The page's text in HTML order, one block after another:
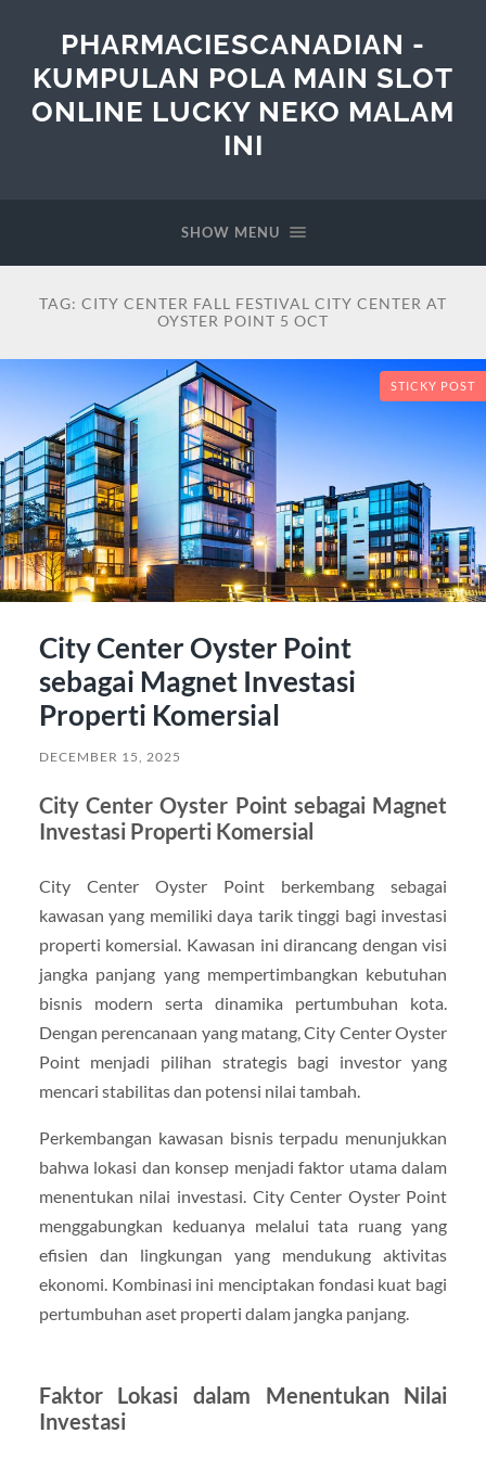
PHARMACIESCANADIAN -
KUMPULAN POLA MAIN SLOT
ONLINE LUCKY NEKO MALAM
INI
SHOW MENU
TAG: CITY CENTER FALL FESTIVAL CITY CENTER AT
OYSTER POINT 5 OCT
STICKY POST
City Center Oyster Point
sebagai Magnet Investasi
Properti Komersial
DECEMBER 15, 2025
City Center Oyster Point sebagai Magnet
Investasi Properti Komersial
City Center Oyster Point berkembang sebagai
kawasan yang memiliki daya tarik tinggi bagi investasi
properti komersial. Kawasan ini dirancang dengan visi
jangka panjang yang mempertimbangkan kebutuhan
bisnis modern serta dinamika pertumbuhan kota.
Dengan perencanaan yang matang, City Center Oyster
Point menjadi pilihan strategis bagi investor yang
mencari stabilitas dan potensi nilai tambah.
Perkembangan kawasan bisnis terpadu menunjukkan
bahwa lokasi dan konsep menjadi faktor utama dalam
menentukan nilai investasi. City Center Oyster Point
menggabungkan keduanya melalui tata ruang yang
efisien dan lingkungan yang mendukung aktivitas
ekonomi. Kombinasi ini menciptakan fondasi kuat bagi
pertumbuhan aset properti dalam jangka panjang.
Faktor Lokasi dalam Menentukan Nilai
Investasi